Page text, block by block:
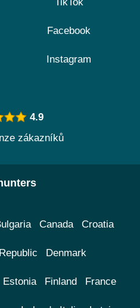
Facebook
Instagram
4.9
zákazníků
Canada Croatia
Denmark
Estonia Finland France